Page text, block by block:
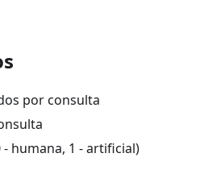
por consulta
humana, 1 - artificial)